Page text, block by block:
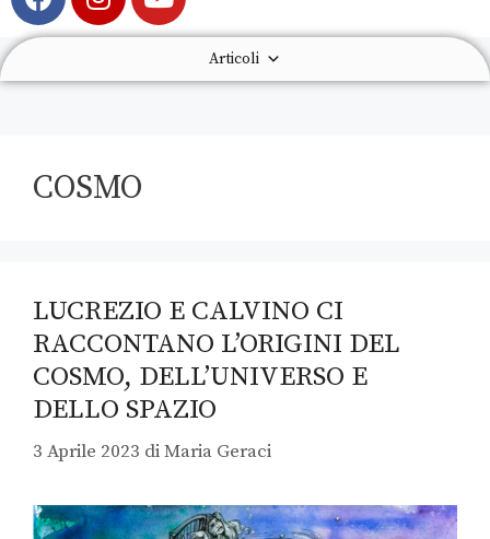
Articoli
COSMO
LUCREZIO E CALVINO CI
RACCONTANO L’ORIGINI DEL
COSMO, DELL’UNIVERSO E
DELLO SPAZIO
3 Aprile 2023 diMaria Geraci